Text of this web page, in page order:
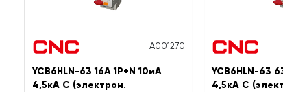
A001270
YCB6HLN-63 16А 1P+N 10мА
4,5кА C (электрон.
YCB6HLN-63 63А
4,5кА C (электрон.